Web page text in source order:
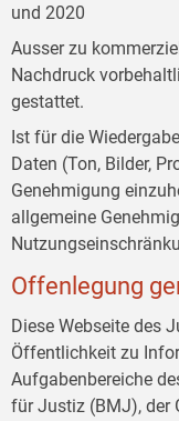
und 2020
Ausser zu
Nachdruck
gestattet.
Ist für die
Daten (Ton, Bilder,
Genehmigung
allgemeine
Offenlegung
Diese Webseite des
Öffentlichkeit zu
Aufgabenbereiche
für Justiz (BMJ), der